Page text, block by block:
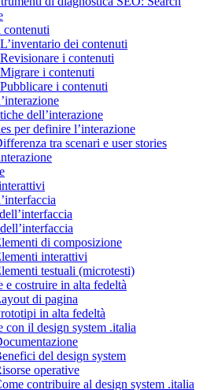
contenuti
dei contenuti
i contenuti
i contenuti
i contenuti
dell’interazione
per definire l’interazione
tra scenari e user stories
di composizione
interattivi
testuali (microtesti)
e costruire in alta fedeltà
di pagina
in alta fedeltà
con il design system .italia
del design system
operative
contribuire al design system .italia